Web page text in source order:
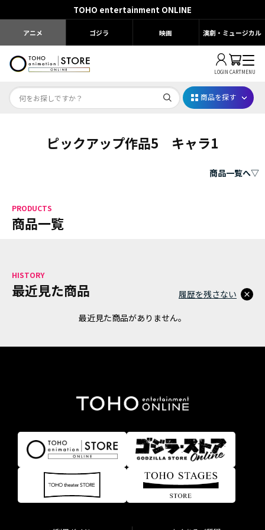
TOHO entertainment ONLINE
アニメ ゴジラ 映画 演劇・ミュージカル
LOGIN CARTMENU
Dr.STONE STONE FES.2026
薬屋のひとりごと 夏の園遊会2026
ハイキュー!!ジャージ＆ユニフォーム
商品を探す
ピックアップ作品5 キャラ1
商品一覧へ▽
PRODUCTS
商品一覧
HISTORY
最近見た商品
最近見た商品がありません。
履歴を残さない